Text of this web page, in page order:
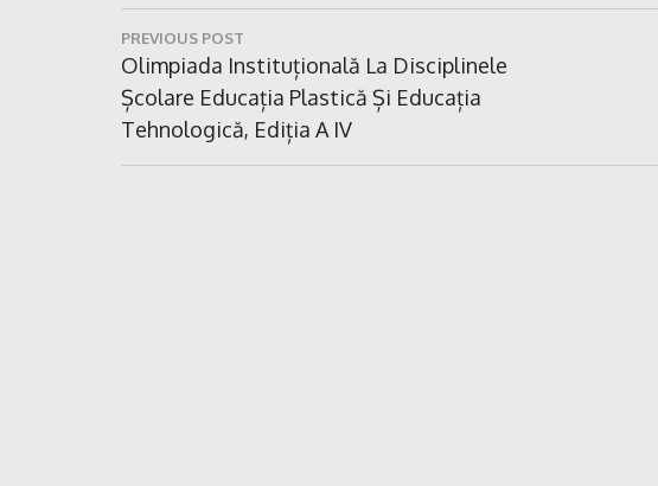
Navigare
în
articole
PREVIOUS POST
Previous
Post:
Olimpiada Instituțională La Disciplinele
Școlare Educația Plastică Și Educația
Tehnologică, Ediția A IV